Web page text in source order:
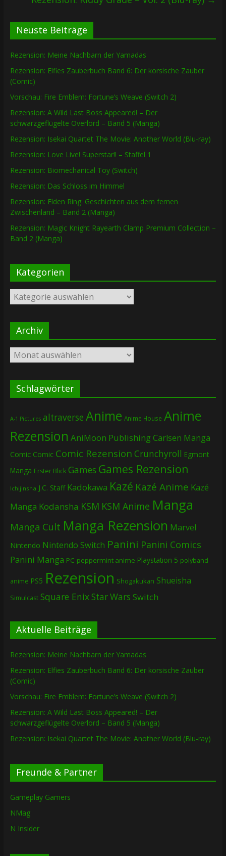
Neuste Beiträge
Rezension: Meine Nachbarn der Yamadas
Rezension: Elfies Zauberbuch Band 6: Der korsische Zauber
(Comic)
Vorschau: Fire Emblem: Fortune’s Weave (Switch 2)
Rezension: A Wild Last Boss Appeared! – Der
schwarzgeflügelte Overlord – Band 5 (Manga)
Rezension: Isekai Quartet The Movie: Another World (Blu-ray)
Rezension: Love Live! Superstar!! – Staffel 1
Rezension: Biomechanical Toy (Switch)
Rezension: Das Schloss im Himmel
Rezension: Elden Ring: Geschichten aus dem fernen
Zwischenland – Band 2 (Manga)
Rezension: Magic Knight Rayearth Clamp Premium Collection –
Band 2 (Manga)
Kategorien
Kategorien
Archiv
Archiv
Schlagwörter
A-1 Pictures altraverse Anime Anime House Anime
Rezension AniMoon PublishingCarlsen Manga
Comic Comic Comic Rezension Crunchyroll Egmont
Manga Erster Blick Games Games Rezension
Ichijinsha J.C. Staff Kadokawa Kazé Kazé Anime Kazé
Manga Kodansha KSM KSM Anime Manga
Manga Cult Manga Rezension Marvel
Nintendo Nintendo Switch Panini Panini Comics
Panini Manga PC peppermint anime Playstation 5 polyband
anime PS5 Rezension Shogakukan Shueisha
Simulcast Square EnixStar Wars Switch
Aktuelle Beiträge
Rezension: Meine Nachbarn der Yamadas
Rezension: Elfies Zauberbuch Band 6: Der korsische Zauber
(Comic)
Vorschau: Fire Emblem: Fortune’s Weave (Switch 2)
Rezension: A Wild Last Boss Appeared! – Der
schwarzgeflügelte Overlord – Band 5 (Manga)
Rezension: Isekai Quartet The Movie: Another World (Blu-ray)
Freunde & Partner
Gameplay Gamers
NMag
N Insider